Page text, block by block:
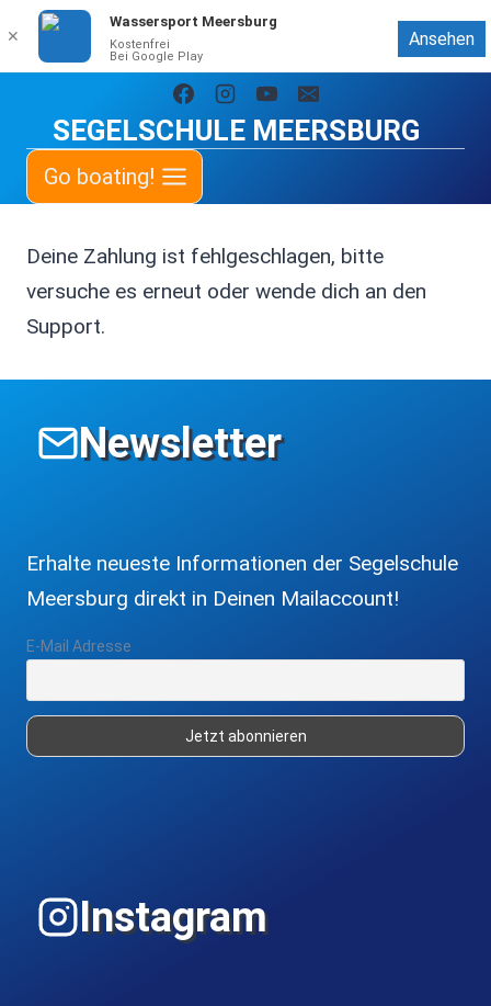
springen
SEGELSCHULE MEERSBURG
Go boating!
Deine Zahlung ist fehlgeschlagen, bitte
versuche es erneut oder wende dich an den
Support.
Newsletter
Erhalte neueste Informationen der Segelschule
Meersburg direkt in Deinen Mailaccount!
E-Mail Adresse
Instagram
✕
Wassersport Meersburg
Kostenfrei
Bei Google Play
Ansehen